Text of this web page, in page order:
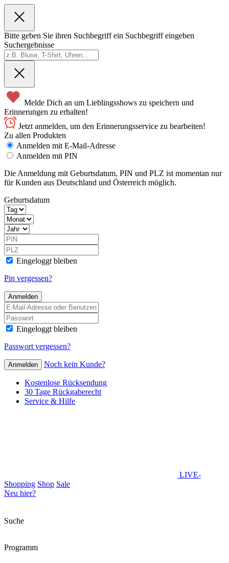
Bitte geben Sie ihren Suchbegriff ein Suchbegriff eingeben
Suchergebnisse
Melde Dich an um Lieblingsshows zu speichern und
Erinnerungen zu erhalten!
Jetzt anmelden, um den Erinnerungsservice zu bearbeiten!
Zu allen Produkten
Anmelden mit E-Mail-Adresse
Anmelden mit PIN
Die Anmeldung mit Geburtsdatum, PIN und PLZ ist momentan nur
für Kunden aus Deutschland und Österreich möglich.
Geburtsdatum
Eingeloggt bleiben
Pin vergessen?
Anmelden
Eingeloggt bleiben
Passwort vergessen?
Anmelden Noch kein Kunde?
Kostenlose Rücksendung
30 Tage Rückgaberecht
Service & Hilfe
LIVE-
Shopping Shop Sale
Neu hier?
Suche
Programm